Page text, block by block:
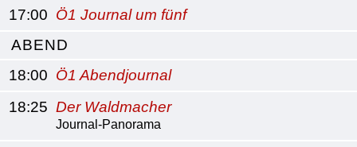
17:00 Ö1 Journal um fünf
ABEND
18:00 Ö1 Abendjournal
18:25 Der Waldmacher
Journal-Panorama